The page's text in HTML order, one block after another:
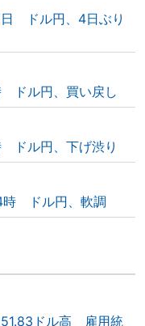
日 ドル円、4日ぶり
ドル円、買い戻し
ドル円、下げ渋り
時 ドル円、軟調
ドル高 雇用統